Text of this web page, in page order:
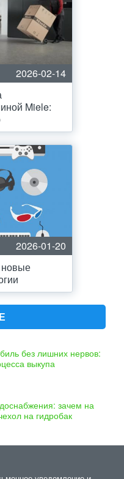
2026-02-14
Miele:
2026-01-20
новые
без лишних нервов:
выкупа
зачем на
на гидробак